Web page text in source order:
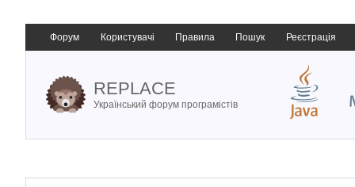
Форум Користувачі Правила Пошук Реєстрація
REPLACE
Український форум програмістів